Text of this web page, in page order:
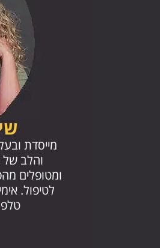
מייסדת
והלב
ומטופלים
לטיפול.
טלפון: 058-